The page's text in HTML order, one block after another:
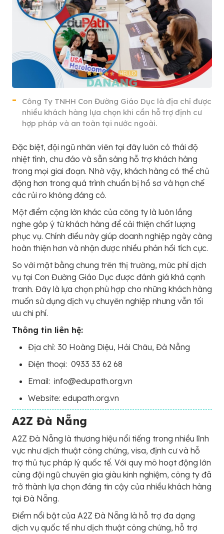
Công Ty TNHH Con Đường Giáo Dục là địa chỉ được
nhiều khách hàng lựa chọn khi cần hỗ trợ định cư
hợp pháp và an toàn tại nước ngoài.
Đặc biệt, đội ngũ nhân viên tại đây luôn có thái độ
nhiệt tình, chu đáo và sẵn sàng hỗ trợ khách hàng
trong mọi giai đoạn. Nhờ vậy, khách hàng có thể chủ
động hơn trong quá trình chuẩn bị hồ sơ và hạn chế
các rủi ro không đáng có.
Một điểm cộng lớn khác của công ty là luôn lắng
nghe góp ý từ khách hàng để cải thiện chất lượng
phục vụ. Chính điều này giúp doanh nghiệp ngày càng
hoàn thiện hơn và nhận được nhiều phản hồi tích cực.
So với mặt bằng chung trên thị trường, mức phí dịch
vụ tại Con Đường Giáo Dục được đánh giá khá cạnh
tranh. Đây là lựa chọn phù hợp cho những khách hàng
muốn sử dụng dịch vụ chuyên nghiệp nhưng vẫn tối
ưu chi phí.
Thông tin liên hệ:
Địa chỉ: 30 Hoàng Diệu, Hải Châu, Đà Nẵng
Điện thoại: 0933 33 62 68
Email: info@edupath.org.vn
Website: edupath.org.vn
A2Z Đà Nẵng
A2Z Đà Nẵng là thương hiệu nổi tiếng trong nhiều lĩnh
vực như dịch thuật công chứng, visa, định cư và hỗ
trợ thủ tục pháp lý quốc tế. Với quy mô hoạt động lớn
cùng đội ngũ chuyên gia giàu kinh nghiệm, công ty đã
trở thành lựa chọn đáng tin cậy của nhiều khách hàng
tại Đà Nẵng.
Điểm nổi bật của A2Z Đà Nẵng là hỗ trợ đa dạng
dịch vụ quốc tế như dịch thuật công chứng, hỗ trợ